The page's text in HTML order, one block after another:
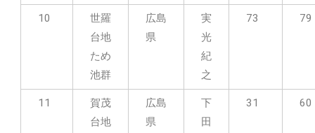
10
世羅
台地
ため
池群
広島
県
実
光
紀
之
73 79
11
賀茂
台地
広島
県
下
田
31 60